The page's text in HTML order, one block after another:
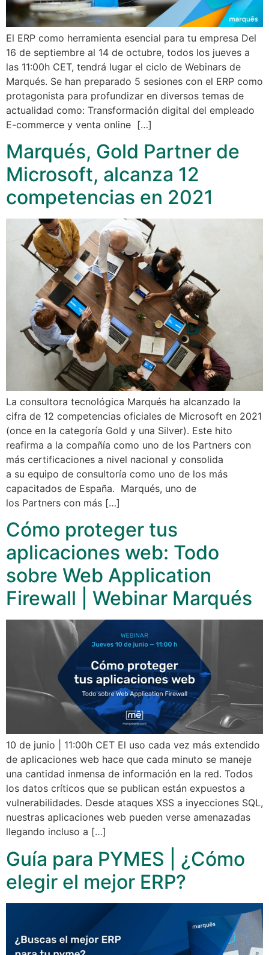
El ERP como herramienta esencial para tu empresa Del
16 de septiembre al 14 de octubre, todos los jueves a
las 11:00h CET, tendrá lugar el ciclo de Webinars de
Marqués. Se han preparado 5 sesiones con el ERP como
protagonista para profundizar en diversos temas de
actualidad como: Transformación digital del empleado
E-commerce y venta online […]
Marqués, Gold Partner de
Microsoft, alcanza 12
competencias en 2021
La consultora tecnológica Marqués ha alcanzado la
cifra de 12 competencias oficiales de Microsoft en 2021
(once en la categoría Gold y una Silver). Este hito
reafirma a la compañía como uno de los Partners con
más certificaciones a nivel nacional y consolida
a su equipo de consultoría como uno de los más
capacitados de España. Marqués, uno de
los Partners con más […]
Cómo proteger tus
aplicaciones web: Todo
sobre Web Application
Firewall | Webinar Marqués
10 de junio | 11:00h CET El uso cada vez más extendido
de aplicaciones web hace que cada minuto se maneje
una cantidad inmensa de información en la red. Todos
los datos críticos que se publican están expuestos a
vulnerabilidades. Desde ataques XSS a inyecciones SQL,
nuestras aplicaciones web pueden verse amenazadas
llegando incluso a […]
Guía para PYMES | ¿Cómo
elegir el mejor ERP?